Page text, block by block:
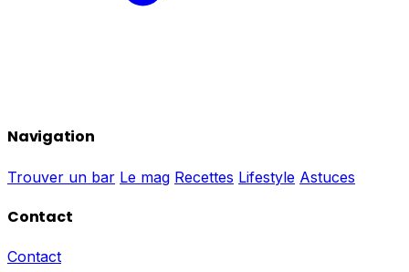
Navigation
Trouver un bar Le mag Recettes Lifestyle Astuces
Contact
Contact